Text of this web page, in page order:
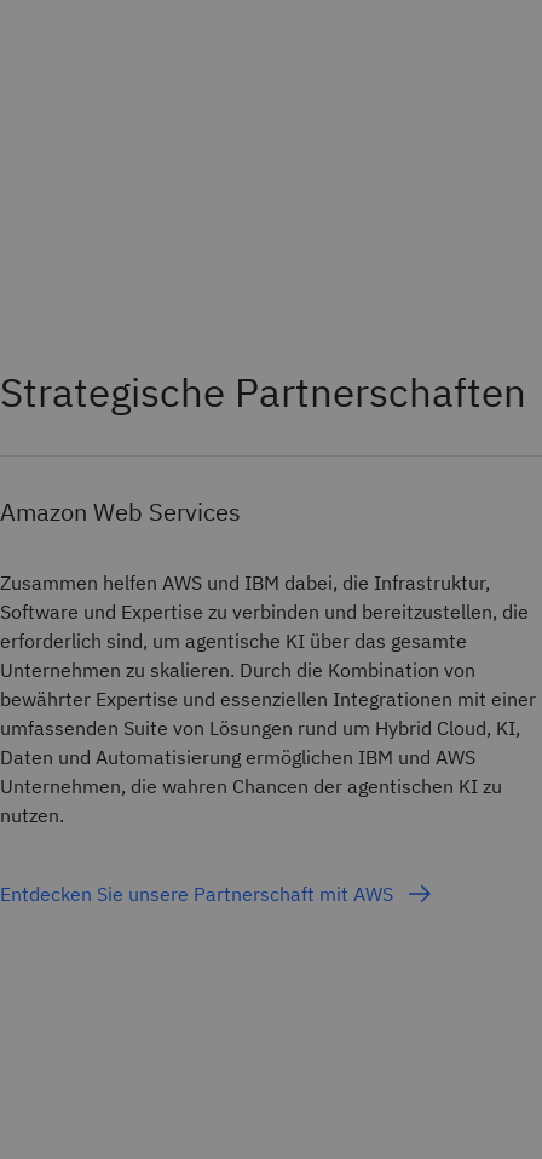
Strategische Partnerschaften
Amazon Web Services
Zusammen helfen AWS und IBM dabei, die Infrastruktur,
Software und Expertise zu verbinden und bereitzustellen, die
erforderlich sind, um agentische KI über das gesamte
Unternehmen zu skalieren. Durch die Kombination von
bewährter Expertise und essenziellen Integrationen mit einer
umfassenden Suite von Lösungen rund um Hybrid Cloud, KI,
Daten und Automatisierung ermöglichen IBM und AWS
Unternehmen, die wahren Chancen der agentischen KI zu
nutzen.
Entdecken Sie unsere Partnerschaft mit AWS